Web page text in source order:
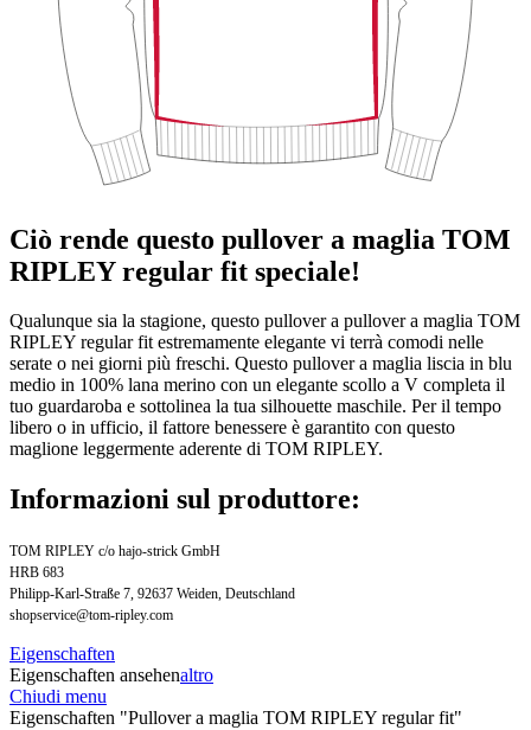
Ciò rende questo pullover a maglia TOM
RIPLEY regular fit speciale!
Qualunque sia la stagione, questo pullover a pullover a maglia TOM
RIPLEY regular fit estremamente elegante vi terrà comodi nelle
serate o nei giorni più freschi. Questo pullover a maglia liscia in blu
medio in 100% lana merino con un elegante scollo a V completa il
tuo guardaroba e sottolinea la tua silhouette maschile. Per il tempo
libero o in ufficio, il fattore benessere è garantito con questo
maglione leggermente aderente di TOM RIPLEY.
Informazioni sul produttore:
TOM RIPLEY c/o hajo-strick GmbH
HRB 683
Philipp-Karl-Straße 7, 92637 Weiden, Deutschland
shopservice@tom-ripley.com
Eigenschaften
Eigenschaften ansehenaltro
Chiudi menu
Eigenschaften "Pullover a maglia TOM RIPLEY regular fit"